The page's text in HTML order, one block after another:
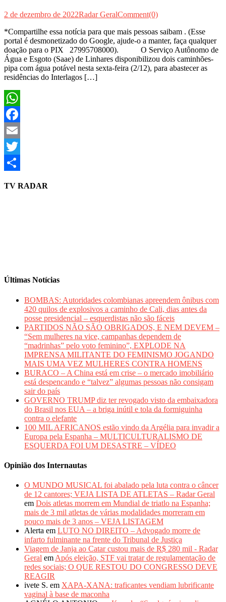
2 de dezembro de 2022Radar GeralComment(0)
*Compartilhe essa notícia para que mais pessoas saibam . (Esse
portal é desmonetizado do Google, ajude-o a manter, faça qualquer
doação para o PIX 27995708000). O Serviço Autônomo de
Água e Esgoto (Saae) de Linhares disponibilizou dois caminhões-
pipa com água potável nesta sexta-feira (2/12), para abastecer as
residências do Interlagos […]
WhatsApp
Facebook
Email
Twitter
TV RADAR
Últimas Notícias
BOMBAS: Autoridades colombianas apreendem ônibus com
420 quilos de explosivos a caminho de Cali, dias antes da
posse presidencial – esquerdistas não são fáceis
PARTIDOS NÃO SÃO OBRIGADOS, E NEM DEVEM –
“Sem mulheres na vice, campanhas dependem de
“madrinhas” pelo voto feminino”, EXPLODE NA
IMPRENSA MILITANTE DO FEMINISMO JOGANDO
MAIS UMA VEZ MULHERES CONTRA HOMENS
BURACO – A China está em crise – o mercado imobiliário
está despencando e “talvez” algumas pessoas não consigam
sair do país
GOVERNO TRUMP diz ter revogado visto da embaixadora
do Brasil nos EUA – a briga inútil e tola da formiguinha
contra o elefante
100 MIL AFRICANOS estão vindo da Argélia para invadir a
Europa pela Espanha – MULTICULTURALISMO DE
ESQUERDA FOI UM DESASTRE – VÍDEO
Opinião dos Internautas
O MUNDO MUSICAL foi abalado pela luta contra o câncer
de 12 cantores; VEJA LISTA DE ATLETAS – Radar Geral
em Dois atletas morrem em Mundial de triatlo na Espanha;
mais de 3 mil atletas de várias modalidades morreram em
pouco mais de 3 anos – VEJA LISTAGEM
Alerta em LUTO NO DIREITO – Advogado morre de
infarto fulminante na frente do Tribunal de Justiça
Viagem de Janja ao Catar custou mais de R$ 280 mil - Radar
Geral em Após eleição, STF vai tratar de regulamentação de
redes sociais; O QUE RESTOU DO CONGRESSO DEVE
REAGIR
ivete S. em XAPA-XANA: traficantes vendiam lubrificante
vaginal à base de maconha